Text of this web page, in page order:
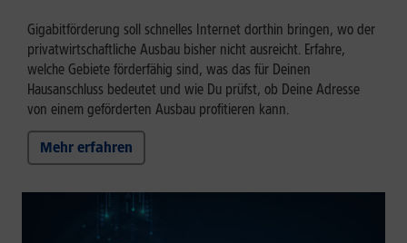
Gigabitförderung soll schnelles Internet dorthin bringen, wo der
privatwirtschaftliche Ausbau bisher nicht ausreicht. Erfahre,
welche Gebiete förderfähig sind, was das für Deinen
Hausanschluss bedeutet und wie Du prüfst, ob Deine Adresse
von einem geförderten Ausbau profitieren kann.
Mehr erfahren